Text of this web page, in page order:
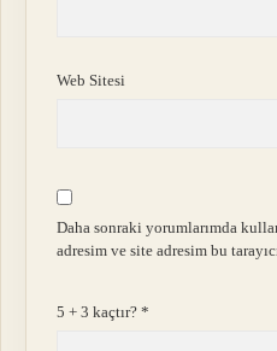
Web Sitesi
Daha sonraki yorumlarımda
adresim ve site adresim bu
5 + 3 kaçtır?*